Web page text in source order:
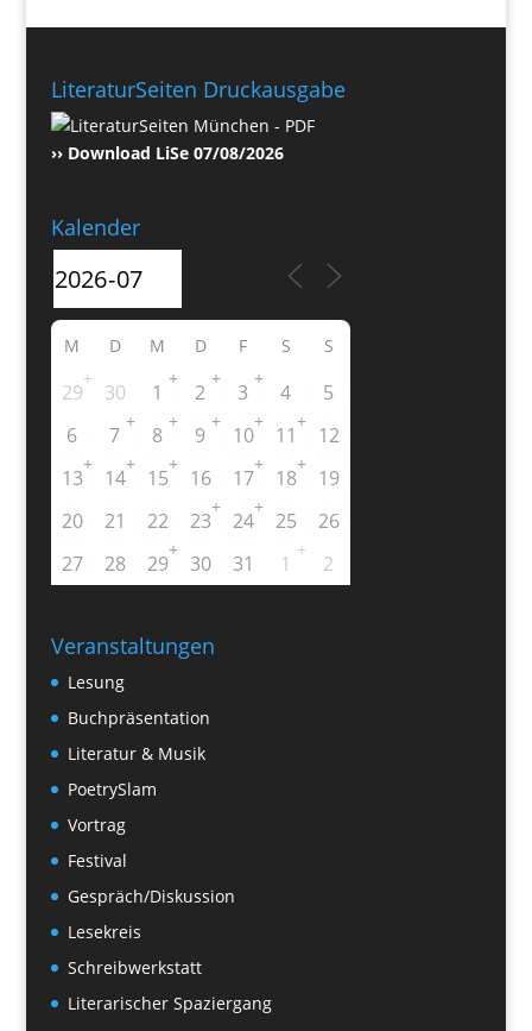
LiteraturSeiten Druckausgabe
›› Download LiSe 07/08/2026
Kalender
M D M D F S S
29
+
30 1
+
2
+
3
+
4
5
6
7
+
8
+
9
+
10
+
11
+
12
13
+
14
+
15
+
16 17
+
18
+
19
20
21 22 23
+
24
+
25
26
27
28 29
+
30 31 1
+
2
Veranstaltungen
Lesung
Buchpräsentation
Literatur & Musik
PoetrySlam
Vortrag
Festival
Gespräch/Diskussion
Lesekreis
Schreibwerkstatt
Literarischer Spaziergang